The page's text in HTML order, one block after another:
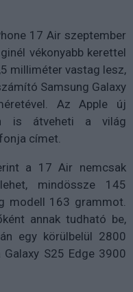
17 Air szeptember
vékonyabb kerettel
milliméter vastag lesz,
Samsung Galaxy
Az Apple új
is átveheti a világ
címet.
a 17 Air nemcsak
mindössze 145
modell 163 grammot.
annak tudható be,
egy körülbelül 2800
S25 Edge 3900